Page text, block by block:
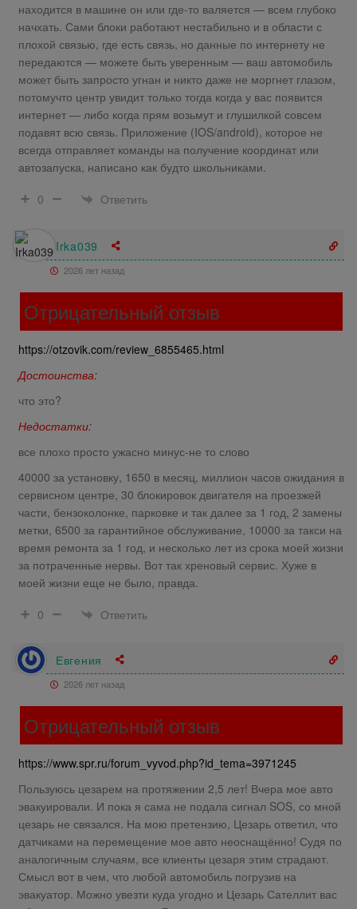
находится в машине он или где-то валяется — всем глубоко
начхать. Сами блоки работают нестабильно и в области с
плохой связью, где есть связь, но данные по интернету не
передаются — можете быть уверенным — ваш автомобиль
может быть запросто угнан и никто даже не моргнет глазом,
потомучто центр увидит только тогда когда у вас появится
интернет — либо когда прям возьмут и глушилкой совсем
подавят всю связь. Приложение (IOS/android), которое не
всегда отправляет команды на получение координат или
автозапуска, написано как будто школьниками.
0
Ответить
Irka039
2026 лет назад
Отрицательный отзыв
https://otzovik.com/review_6855465.html
Достоинства:
что это?
Недостатки:
все плохо просто ужасно минус-не то слово
40000 за установку, 1650 в месяц, миллион часов ожидания в
сервисном центре, 30 блокировок двигателя на проезжей
части, бензоколонке, парковке и так далее за 1 год, 2 замены
метки, 6500 за гарантийное обслуживание, 10000 за такси на
время ремонта за 1 год, и несколько лет из срока моей жизни
за потраченные нервы. Вот так хреновый сервис. Хуже в
моей жизни еще не было, правда.
0
Ответить
Евгения
2026 лет назад
Отрицательный отзыв
https://www.spr.ru/forum_vyvod.php?id_tema=3971245
Пользуюсь цезарем на протяжении 2,5 лет! Вчера мое авто
эвакуировали. И пока я сама не подала сигнал SOS, со мной
цезарь не связался. На мою претензию, Цезарь ответил, что
датчиками на перемещение мое авто неоснащённо! Судя по
аналогичным случаям, все клиенты цезаря этим страдают.
Смысл вот в чем, что любой автомобиль погрузив на
эвакуатор. Можно увезти куда угодно и Цезарь Сателлит вас